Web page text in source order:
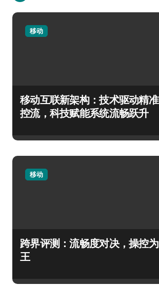
移动
移动互联新架构：技术驱动精准
控流，科技赋能系统流畅跃升
移动
跨界评测：流畅度对决，操控为
王